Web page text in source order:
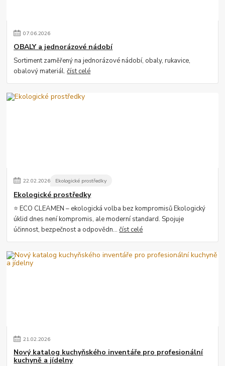
07.06.2026
OBALY a jednorázové nádobí
Sortiment zaměřený na jednorázové nádobí, obaly, rukavice,
obalový materiál.číst celé
22.02.2026 Ekologické prostředky
Ekologické prostředky
⭐ ECO CLEAMEN – ekologická volba bez kompromisů Ekologický
úklid dnes není kompromis, ale moderní standard. Spojuje
účinnost, bezpečnost a odpovědn...číst celé
21.02.2026
Nový katalog kuchyňského inventáře pro profesionální
kuchyně a jídelny